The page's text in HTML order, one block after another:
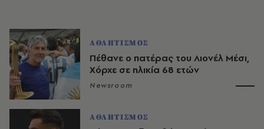
ΑΘΛΗΤΙΣΜΟΣ
Πέθανε ο πατέρας του Λιονέλ Μέσι,
Χόρχε σε ηλικία 68 ετών
Newsroom
ΑΘΛΗΤΙΣΜΟΣ